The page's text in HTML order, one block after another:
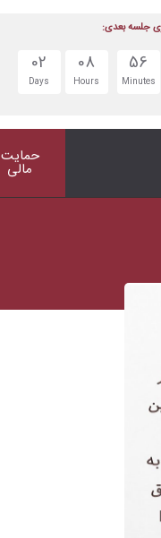
جلسه بعدی:
02
Days
08
Hours
56
Minutes
حمایت
مالی